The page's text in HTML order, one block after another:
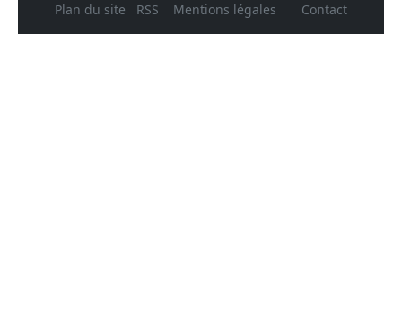
Plan du site
RSS Mentions légales Contact